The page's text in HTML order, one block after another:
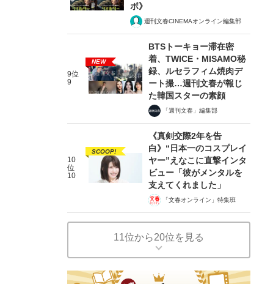
ボ》
週刊文春CINEMAオンライン編集部
9位
9
NEW
BTSトーキョー滞在密
着、TWICE・MISAMO秘
録、ルセラフィム焼肉デ
ート撮…週刊文春が報じ
た韓国スターの素顔
「週刊文春」編集部
10
位
10
SCOOP!
《真剣交際2年を告
白》“日本一のコスプレイ
ヤー”えなこに直撃インタ
ビュー「彼がメンタルを
支えてくれました」
「文春オンライン」特集班
11位から20位を見る